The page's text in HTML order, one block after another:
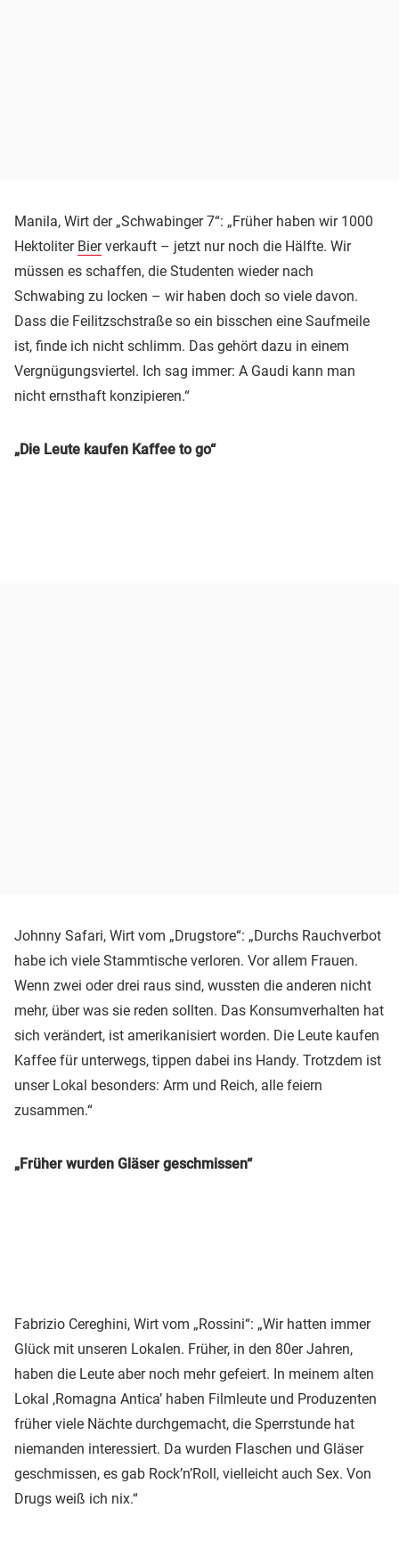
Manila, Wirt der „Schwabinger 7“: „Früher haben wir 1000
Hektoliter Bierverkauft – jetzt nur noch die Hälfte. Wir
müssen es schaffen, die Studenten wieder nach
Schwabing zu locken – wir haben doch so viele davon.
Dass die Feilitzschstraße so ein bisschen eine Saufmeile
ist, finde ich nicht schlimm. Das gehört dazu in einem
Vergnügungsviertel. Ich sag immer: A Gaudi kann man
nicht ernsthaft konzipieren.“
„Die Leute kaufen Kaffee to go“
Johnny Safari, Wirt vom „Drugstore“: „Durchs Rauchverbot
habe ich viele Stammtische verloren. Vor allem Frauen.
Wenn zwei oder drei raus sind, wussten die anderen nicht
mehr, über was sie reden sollten. Das Konsumverhalten hat
sich verändert, ist amerikanisiert worden. Die Leute kaufen
Kaffee für unterwegs, tippen dabei ins Handy. Trotzdem ist
unser Lokal besonders: Arm und Reich, alle feiern
zusammen.“
„Früher wurden Gläser geschmissen“
Fabrizio Cereghini, Wirt vom „Rossini“: „Wir hatten immer
Glück mit unseren Lokalen. Früher, in den 80er Jahren,
haben die Leute aber noch mehr gefeiert. In meinem alten
Lokal ,Romagna Antica’ haben Filmleute und Produzenten
früher viele Nächte durchgemacht, die Sperrstunde hat
niemanden interessiert. Da wurden Flaschen und Gläser
geschmissen, es gab Rock’n’Roll, vielleicht auch Sex. Von
Drugs weiß ich nix.“